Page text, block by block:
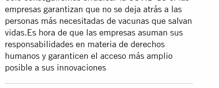
empresas garantizan que no se deja atrás a las
personas más necesitadas de vacunas que salvan
vidas.Es hora de que las empresas asuman sus
responsabilidades en materia de derechos
humanos y garanticen el acceso más amplio
posible a sus innovaciones